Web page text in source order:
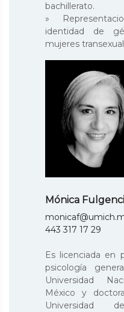
bachillerato.
»
identidad de
mujeres
Mónica
443 317 17 29
Es licenciada en
psicología
Universidad
México y
Universidad